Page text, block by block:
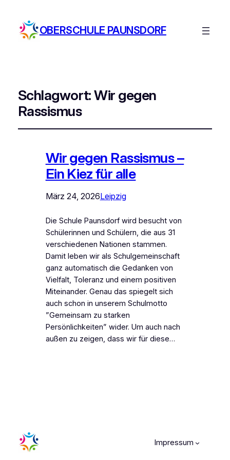
OBERSCHULE PAUNSDORF
Schlagwort:Wir gegen
Rassismus
Wir gegen Rassismus –
Ein Kiez für alle
März 24, 2026Leipzig
Die Schule Paunsdorf wird besucht von
Schülerinnen und Schülern, die aus 31
verschiedenen Nationen stammen.
Damit leben wir als Schulgemeinschaft
ganz automatisch die Gedanken von
Vielfalt, Toleranz und einem positiven
Miteinander. Genau das spiegelt sich
auch schon in unserem Schulmotto
”Gemeinsam zu starken
Persönlichkeiten” wider. Um auch nach
außen zu zeigen, dass wir für diese…
Impressum